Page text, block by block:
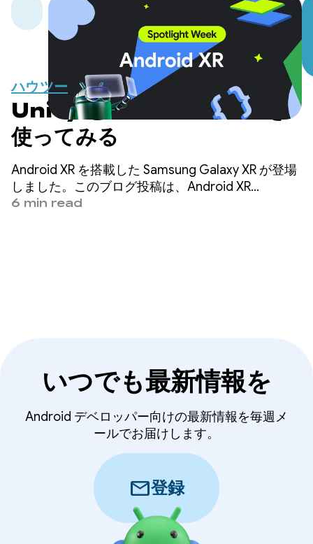
す。
ハウツー
Unity と Android XR を
使ってみる
Android XR を搭載した Samsung Galaxy XR が登場
しました。このブログ投稿は、Android XR
Spotlight Week の一環として公開されています。
6 min read
いつでも最新情報を
Android デベロッパー向けの最新情報を毎週メ
ールでお届けします。
mail登録